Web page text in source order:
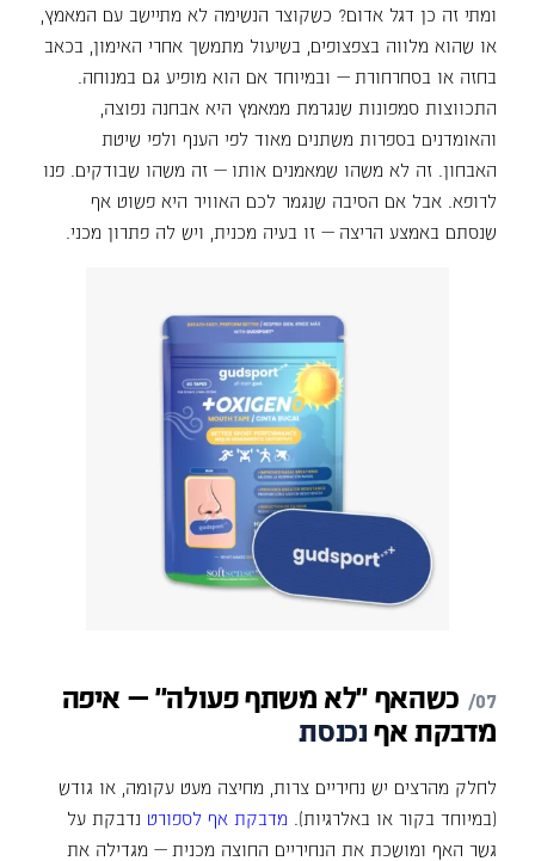
ומתי זה כן דגל אדום? כשקוצר הנשימה לא מתיישב עם המאמץ,
או שהוא מלווה בצפצופים, בשיעול מתמשך אחרי האימון, בכאב
בחזה או בסחרחורת — ובמיוחד אם הוא מופיע גם במנוחה.
התכווצות סמפונות שנגרמת ממאמץ היא אבחנה נפוצה,
והאומדנים בספרות משתנים מאוד לפי הענף ולפי שיטת
האבחון. זה לא משהו שמאמנים אותו — זה משהו שבודקים. פנו
לרופא. אבל אם הסיבה שנגמר לכם האוויר היא פשוט אף
שנסתם באמצע הריצה — זו בעיה מכנית, ויש לה פתרון מכני.
כשהאף"לא משתףפעולה"— איפה
מדבקתאףנכנסת
לחלק מהרצים יש נחיריים צרות, מחיצה מעט עקומה, או גודש
(במיוחד בקור או באלרגיות). מדבקת אף לספורט נדבקת על
גשר האף ומושכת את הנחיריים החוצה מכנית — מגדילה את